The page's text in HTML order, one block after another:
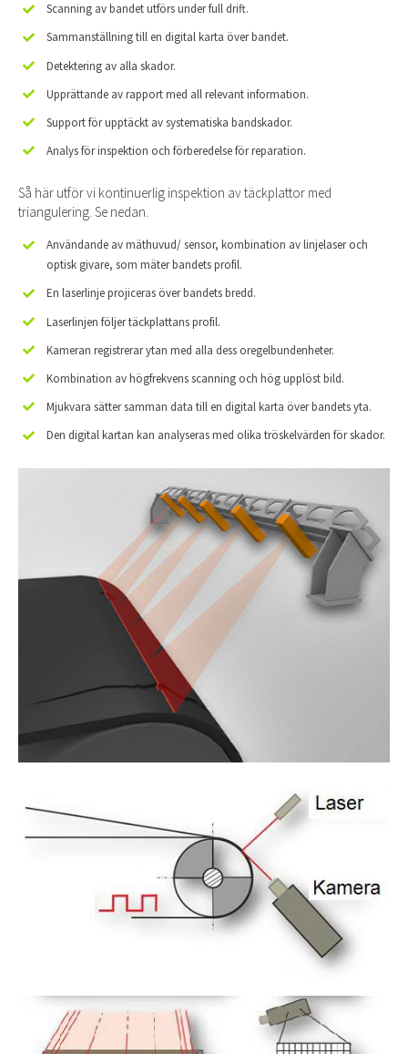
Scanning av bandet utförs under full drift.
Sammanställning till en digital karta över bandet.
Detektering av alla skador.
Upprättande av rapport med all relevant information.
Support för upptäckt av systematiska bandskador.
Analys för inspektion och förberedelse för reparation.
Så här utför vi kontinuerlig inspektion av täckplattor med
triangulering. Se nedan.
Användande av mäthuvud/ sensor, kombination av linjelaser och
optisk givare, som mäter bandets profil.
En laserlinje projiceras över bandets bredd.
Laserlinjen följer täckplattans profil.
Kameran registrerar ytan med alla dess oregelbundenheter.
Kombination av högfrekvens scanning och hög upplöst bild.
Mjukvara sätter samman data till en digital karta över bandets yta.
Den digital kartan kan analyseras med olika tröskelvärden för skador.